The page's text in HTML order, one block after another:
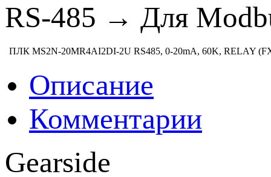
RS-485 → Для
ПЛК MS2N-20MR4AI2DI-2U RS485, 0-20mA, 60K, RELAY
Описание
Комментарии
Gearside